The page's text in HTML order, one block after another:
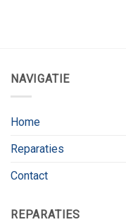
NAVIGATIE
Home
Reparaties
Contact
REPARATIES